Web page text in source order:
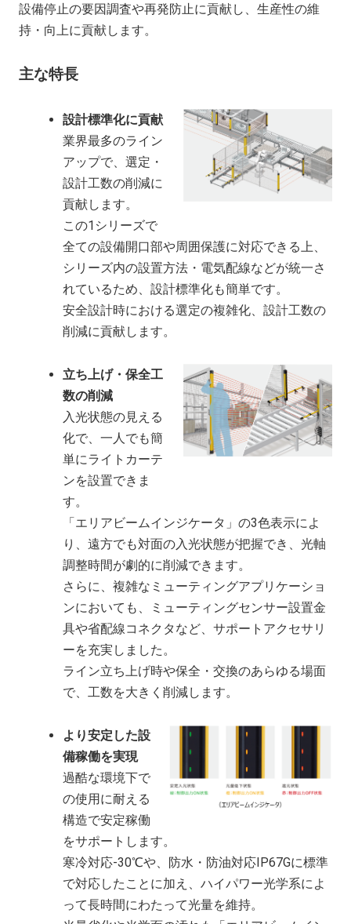
設備停止の要因調査や再発防止に貢献し、生産性の維
持・向上に貢献します。
主な特長
設計標準化に貢献
業界最多のライン
アップで、選定・
設計工数の削減に
貢献します。
この1 シリーズで
全ての設備開口部や周囲保護に対応できる上、
シリーズ内の設置方法・電気配線などが統一さ
れているため、設計標準化も簡単です。
安全設計時における選定の複雑化、設計工数の
削減に貢献します。
立ち上げ・保全工
数の削減
入光状態の見える
化で、一人でも簡
単にライトカーテ
ンを設置できま
す。
「エリアビームインジケータ」の3色表示によ
り、遠方でも対面の入光状態が把握でき、光軸
調整時間が劇的に削減できます。
さらに、複雑なミューティングアプリケーショ
ンにおいても、ミューティングセンサー設置金
具や省配線コネクタなど、サポートアクセサリ
ーを充実しました。
ライン立ち上げ時や保全・交換のあらゆる場面
で、工数を大きく削減します。
より安定した設
備稼働を実現
過酷な環境下で
の使用に耐える
構造で安定稼働
をサポートします。
寒冷対応-30℃や、防水・防油対応IP67Gに標準
で対応したことに加え、ハイパワー光学系によ
って長時間にわたって光量を維持。